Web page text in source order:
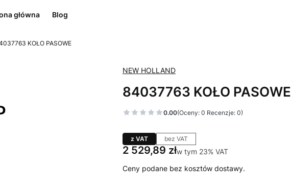
główna Blog
KOŁO PASOWE
NEW HOLLAND
84037763 KOŁO PASOWE
0.00(Oceny: 0 Recenzje: 0)
z VAT bez VAT
Cena
2 529,89 złw tym 23% VAT
w tym 23% VAT
Ceny podane bez kosztów dostawy.